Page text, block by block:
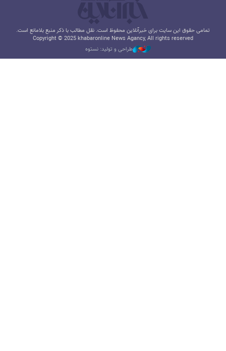
تمامی حقوق این سایت برای خبرآنلاین محفوظ است. نقل مطالب با ذکر منبع بلامانع است.
Copyright © 2025 khabaronline News Agancy, All rights reserved
طراحی و تولید: نستوه